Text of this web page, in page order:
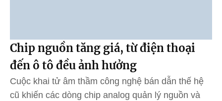
Chip nguồn tăng giá, từ điện thoại
đến ô tô đều ảnh hưởng
Cuộc khai tử âm thầm công nghệ bán dẫn thế hệ
cũ khiến các dòng chip analog quản lý nguồn và